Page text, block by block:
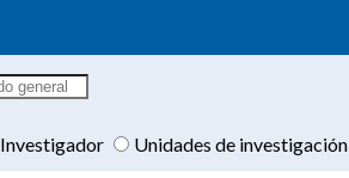
Investigador Unidades de investigación